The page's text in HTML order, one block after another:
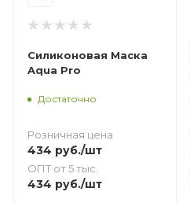
Силиконовая Маска
Aqua Pro
Достаточно
Розничная цена
434 руб./шт
ОПТ от 5 тыс.
434 руб./шт